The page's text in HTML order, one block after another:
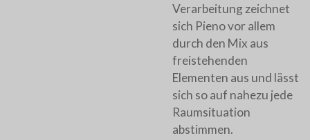
Verarbeitung zeichnet
sich Pieno vor allem
durch den Mix aus
freistehenden
Elementen aus und lässt
sich so auf nahezu jede
Raumsituation
abstimmen.